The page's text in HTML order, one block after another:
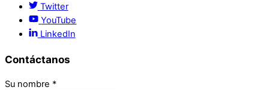
Twitter
YouTube
LinkedIn
Contáctanos
Su nombre *